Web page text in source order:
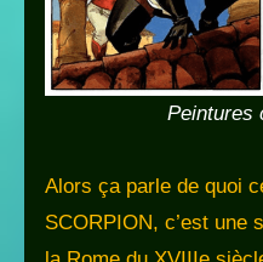
Peintures
Alors ça parle de quoi
SCORPION, c’est une